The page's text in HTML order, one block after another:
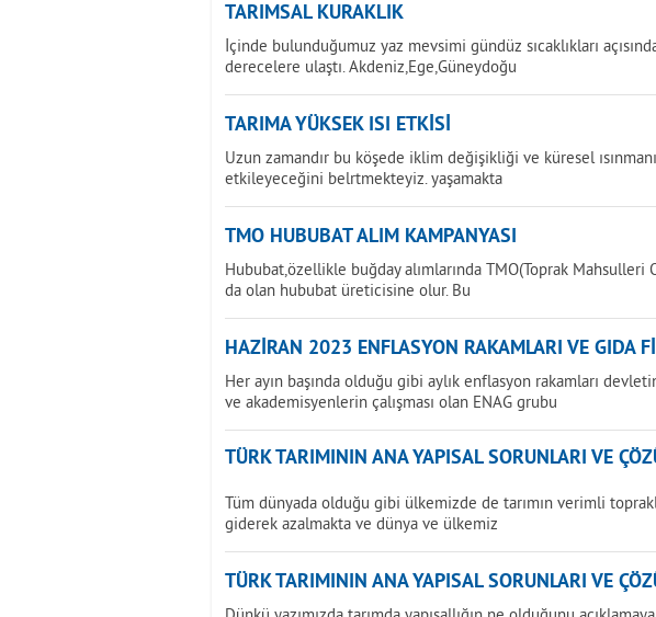
TARIMSAL KURAKLIK
İçinde bulunduğumuz yaz mevsimi gündüz sıcaklıkları
derecelere ulaştı. Akdeniz,Ege,Güneydoğu
TARIMA YÜKSEK ISI ETKİSİ
Uzun zamandır bu köşede iklim değişikliği ve küresel
etkileyeceğini belrtmekteyiz. yaşamakta
TMO HUBUBAT ALIM KAMPANYASI
Hububat,özellikle buğday alımlarında TMO(Toprak Mahsulleri
da olan hububat üreticisine olur. Bu
HAZİRAN 2023 ENFLASYON RAKAMLARI VE GIDA
Her ayın başında olduğu gibi aylık enflasyon rakamları
ve akademisyenlerin çalışması olan ENAG grubu
TÜRK TARIMININ ANA YAPISAL SORUNLARI VE
Tüm dünyada olduğu gibi ülkemizde de tarımın verimli
giderek azalmakta ve dünya ve ülkemiz
TÜRK TARIMININ ANA YAPISAL SORUNLARI VE